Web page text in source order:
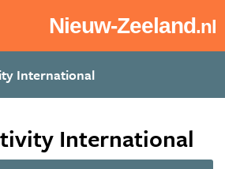
Nieuw-Zeeland.nl
International